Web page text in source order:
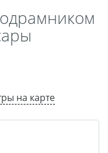
на карте